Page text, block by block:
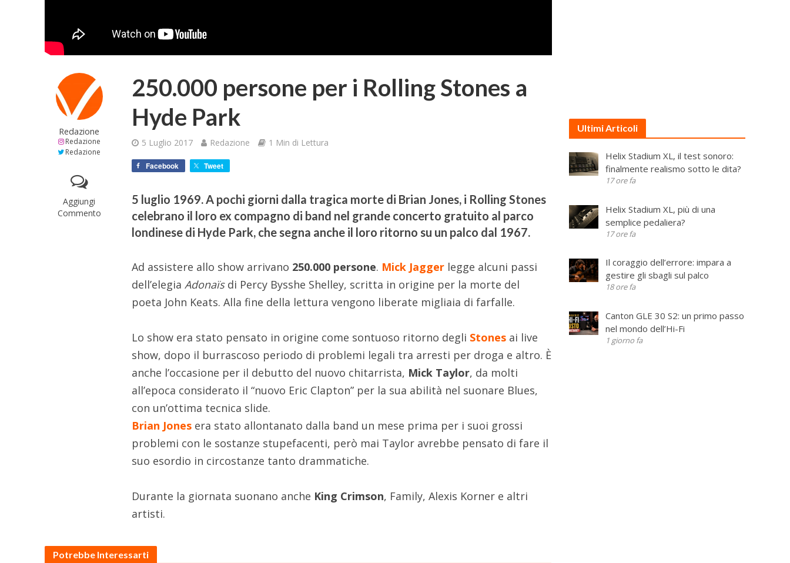
Redazione
Redazione
Redazione
Aggiungi
Commento
250.000 persone per i Rolling Stones a
Hyde Park
5 Luglio 2017 Redazione 1 Min di Lettura
Facebook Tweet
5 luglio 1969. A pochi giorni dalla tragica morte di Brian Jones, i Rolling Stones
celebrano il loro ex compagno di band nel grande concerto gratuito al parco
londinese di Hyde Park, che segna anche il loro ritorno su un palco dal 1967.
Ad assistere allo show arrivano 250.000 persone. Mick Jagger legge alcuni passi
dell’elegiaAdonaïs di Percy Bysshe Shelley, scritta in origine per la morte del
poeta John Keats. Alla fine della lettura vengono liberate migliaia di farfalle.
Lo show era stato pensato in origine come sontuoso ritorno degli Stones ai live
show, dopo il burrascoso periodo di problemi legali tra arresti per droga e altro. È
anche l’occasione per il debutto del nuovo chitarrista, Mick Taylor, da molti
all’epoca considerato il “nuovo Eric Clapton” per la sua abilità nel suonare Blues,
con un’ottima tecnica slide.
Brian Jones era stato allontanato dalla band un mese prima per i suoi grossi
problemi con le sostanze stupefacenti, però mai Taylor avrebbe pensato di fare il
suo esordio in circostanze tanto drammatiche.
Durante la giornata suonano anche King Crimson, Family, Alexis Korner e altri
artisti.
Potrebbe Interessarti
Ultimi Articoli
Helix Stadium XL, il test sonoro:
finalmente realismo sotto le dita?
17 ore fa
Helix Stadium XL, più di una
semplice pedaliera?
17 ore fa
Il coraggio dell’errore: impara a
gestire gli sbagli sul palco
18 ore fa
Canton GLE 30 S2: un primo passo
nel mondo dell’Hi-Fi
1 giorno fa